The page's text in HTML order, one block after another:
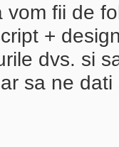
vom fii de
+
dvs. si
sa ne